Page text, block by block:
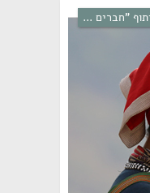
"חברים ...